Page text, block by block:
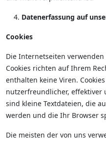
Datenerfassung auf
Cookies
Die Internetseiten
Cookies richten auf Ihrem
enthalten keine Viren.
nutzerfreundlicher, effektiver
sind kleine Textdateien, die
werden und die Ihr Browser
Die meisten der von uns